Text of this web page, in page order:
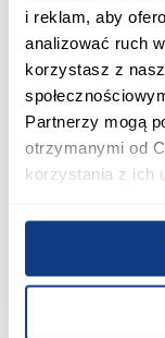
i reklam, aby
analizować ruch
korzystasz z
Partnerzy mogą
otrzymanymi od
korzystania z ich
promocja
Szafa Sole LA1
wotan/czarny
899,99 zł